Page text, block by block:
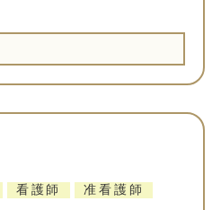
看護師
准看護師